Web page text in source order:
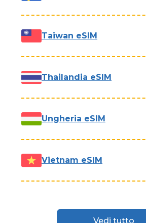
Taiwan eSIM
Thailandia eSIM
Ungheria eSIM
Vietnam eSIM
Vedi tutto